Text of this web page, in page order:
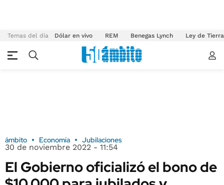
Temas del día Dólar en vivo REM Benegas Lynch Ley de
ámbito Economía Jubilaciones
30 de noviembre 2022 - 11:54
El Gobierno oficializó el bono de